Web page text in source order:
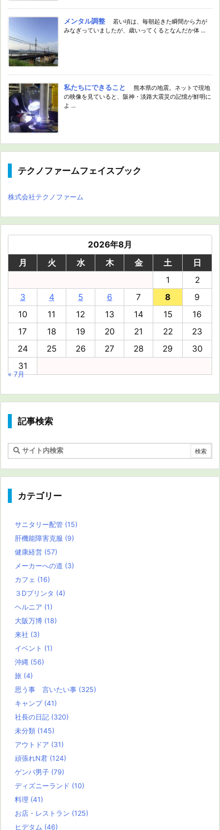
メンタル調整
若い頃は、毎朝起きた瞬間から力が
みなぎっていましたが、歳いってくるとなんだか体 ...
私たちにできること
熊本県の地震。ネットで現地
の映像を見ていると、阪神・淡路大震災の記憶が鮮明に
よ ...
テクノファームフェイスブック
株式会社テクノファーム
2026年8月
月
火 水 木 金 土
日
1
2
3
4 5 6 7 8
9
10
11 12 13 14 15
16
17
18 19 20 21 22
23
24
25 26 27 28 29
30
31
« 7月
記事検索
カテゴリー
サニタリー配管 (15)
肝機能障害克服 (9)
健康経営 (57)
メーカーへの道 (3)
カフェ (16)
３Dプリンタ (4)
ヘルニア (1)
大阪万博 (18)
来社 (3)
イベント (1)
沖縄 (56)
旅 (4)
思う事 言いたい事 (325)
キャンプ (41)
社長の日記 (320)
未分類 (145)
アウトドア (31)
頑張れN君 (124)
ゲンバ男子 (79)
ディズニーランド (10)
料理 (41)
お店・レストラン (125)
ヒデタム (46)